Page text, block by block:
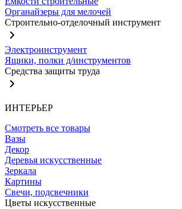
Органайзеры для мелочей
Строительно-отделочный инструмент
Электроинструмент
Ящики, полки д/инструментов
Средства защиты труда
ИНТЕРЬЕР
Смотреть все товары
Вазы
Декор
Деревья искусственные
Зеркала
Картины
Свечи, подсвечники
Цветы искусственные